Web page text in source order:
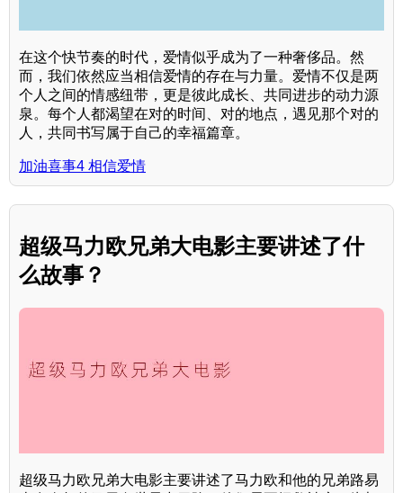
在这个快节奏的时代，爱情似乎成为了一种奢侈品。然
而，我们依然应当相信爱情的存在与力量。爱情不仅是两
个人之间的情感纽带，更是彼此成长、共同进步的动力源
泉。每个人都渴望在对的时间、对的地点，遇见那个对的
人，共同书写属于自己的幸福篇章。
加油喜事4 相信爱情
超级马力欧兄弟大电影主要讲述了什
么故事？
超级马力欧兄弟大电影主要讲述了马力欧和他的兄弟路易